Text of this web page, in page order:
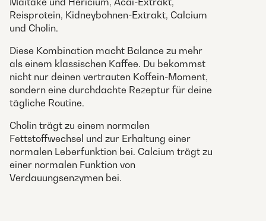
Reisprotein, Kidneybohnen-Extrakt, Calcium
und Cholin.
Diese Kombination macht Balance zu mehr
als einem klassischen Kaffee. Du bekommst
nicht nur deinen vertrauten Koffein-Moment,
sondern eine durchdachte Rezeptur für deine
tägliche Routine.
Cholin trägt zu einem normalen
Fettstoffwechsel und zur Erhaltung einer
normalen Leberfunktion bei. Calcium trägt zu
einer normalen Funktion von
Verdauungsenzymen bei.